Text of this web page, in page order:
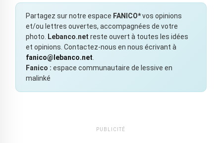
Partagez sur notre espace FANICO*vos opinions
et/ou lettres ouvertes, accompagnées de votre
photo.
Lebanco.net reste ouvert à toutes les idées
et opinions. Contactez-nous en nous écrivant à
fanico@lebanco.net
Fanico : espace communautaire de lessive en
malinké
PUBLICITÉ